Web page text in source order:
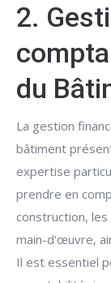
2.
du
La gestion
bâtiment
expertise
prendre en
construction,
main-d'œuvre,
Il est essentiel